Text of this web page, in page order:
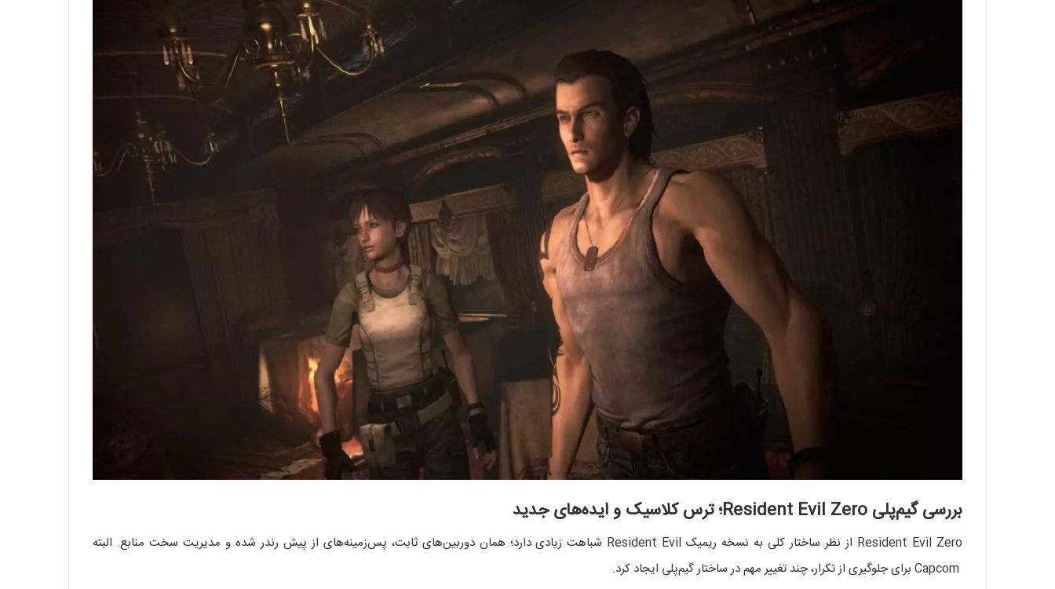
بررسی گیم‌پلی Resident Evil Zero؛ ترس کلاسیک و ایده‌های جدید
Resident Evil Zero از نظر ساختار کلی به نسخه ریمیک Resident Evil شباهت زیادی دارد؛ همان دوربین‌های ثابت، پس‌زمینه‌های از پیش رندر شده و مدیریت سخت منابع. البته